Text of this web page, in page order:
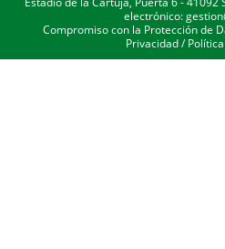
electrónico:
Compromiso con la Protección de
Privacidad/